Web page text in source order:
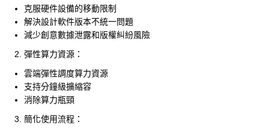
克服硬件設備的移動限制
解決設計軟件版本不統一問題
減少創意數據泄露和版權糾紛風險
彈性算力資源：
雲端彈性調度算力資源
支持分鐘級擴縮容
消除算力瓶頸
簡化使用流程：